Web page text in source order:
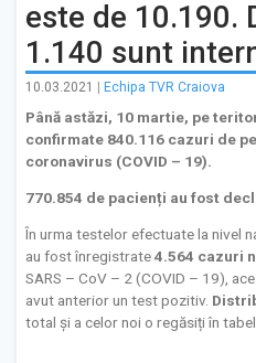
este de 10.190.
1.140 sunt
10.03.2021 | Echipa TVR Craiova
Până astăzi, 10 martie, pe
confirmate 840.116 cazuri de
coronavirus (COVID – 19).
770.854 de pacienți au fost
În urma testelor efectuate la nivel
au fost înregistrate4.564 cazuri
SARS – CoV – 2 (COVID – 19),
avut anterior un test pozitiv.
total și a celor noi o regăsiți în